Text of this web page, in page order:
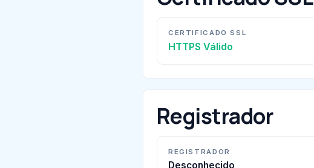
CERTIFICADO SSL
HTTPS Válido
Registrador
REGISTRADOR
Desconhecido